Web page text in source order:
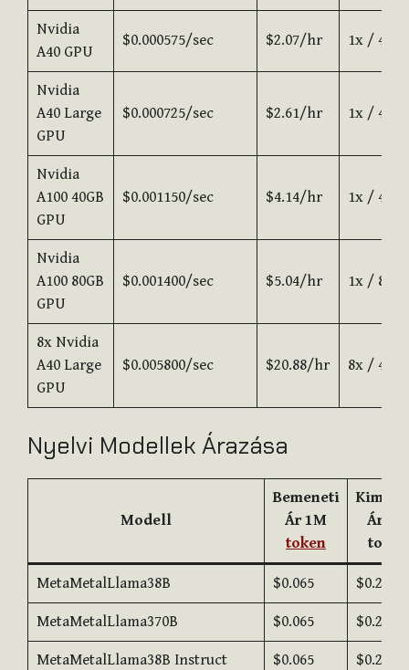
Nvidia
A40 GPU
$0.000575/sec $2.07/hr 1x /
Nvidia
A40 Large
GPU
$0.000725/sec $2.61/hr 1x /
Nvidia
A100 40GB
GPU
$0.001150/sec $4.14/hr 1x /
Nvidia
A100 80GB
GPU
$0.001400/sec $5.04/hr 1x /
8x Nvidia
A40 Large
GPU
$0.005800/sec $20.88/hr 8x /
Nyelvi Modellek Árazása
Modell
Bemeneti
Ár 1M
token
Ár 1M
token
MetaMetalLlama38B $0.065 $0.275
MetaMetalLlama370B $0.065 $0.275
MetaMetalLlama38B Instruct $0.065 $0.275